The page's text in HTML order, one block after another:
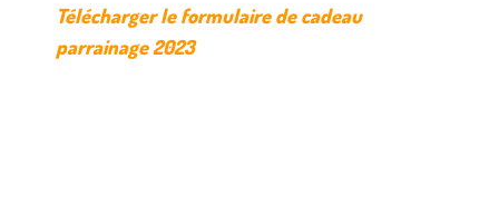
Télécharger le formulaire de cadeau
parrainage 2023